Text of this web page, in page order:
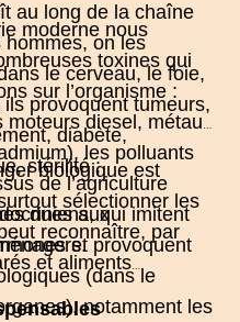
au long de la chaîne
on les
le cerveau, le foie,
provoquent tumeurs,
diabète,
stérilité ;
, qui imitent
et provoquent
(dans le
notamment les
moderne nous
toxines qui
sur l’organisme :
moteurs diesel, métaux
les polluants
de l’agriculture
dues aux
biologique est
sélectionner les
reconnaître, par
et aliments